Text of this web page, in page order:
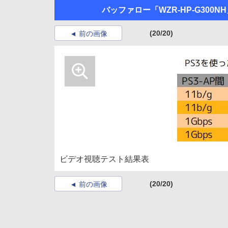
バッファロー「WZR-HP-G300NH
前の画像 (20/20)
ビデオ視聴テスト結果表
前の画像 (20/20)